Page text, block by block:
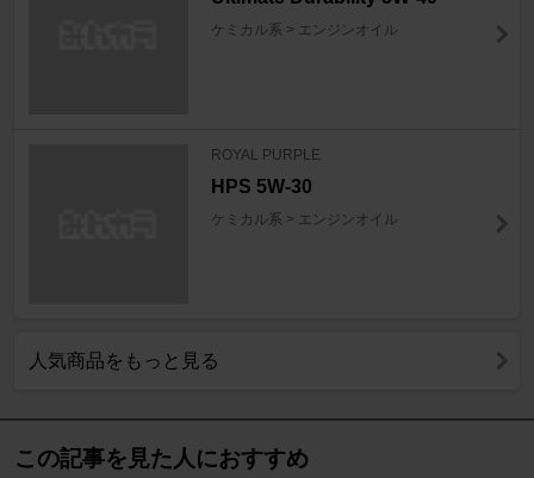
ケミカル系 > エンジンオイル
ROYAL PURPLE
HPS 5W-30
ケミカル系 > エンジンオイル
人気商品をもっと見る
この記事を見た人におすすめ